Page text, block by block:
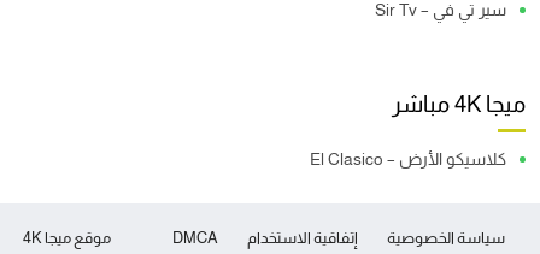
سير تي في – Sir Tv
ميجا 4K مباشر
كلاسيكو الأرض – El Clasico
موقع ميجا 4K سياسة الخصوصية إتفاقية الاستخدام DMCA